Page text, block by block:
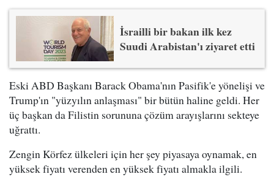
İsrailli bir bakan ilk kez
Suudi Arabistan'ı ziyaret etti
Eski ABD Başkanı Barack Obama'nın Pasifik'e yönelişi ve
Trump'ın "yüzyılın anlaşması" bir bütün haline geldi. Her
üç başkan da Filistin sorununa çözüm arayışlarını sekteye
uğrattı.
Zengin Körfez ülkeleri için her şey piyasaya oynamak, en
yüksek fiyatı verenden en yüksek fiyatı almakla ilgili.